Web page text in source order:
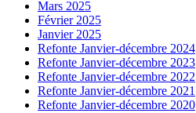
Mars 2025
Février 2025
Janvier 2025
Refonte Janvier-décembre 2024
Refonte Janvier-décembre 2023
Refonte Janvier-décembre 2022
Refonte Janvier-décembre 2021
Refonte Janvier-décembre 2020